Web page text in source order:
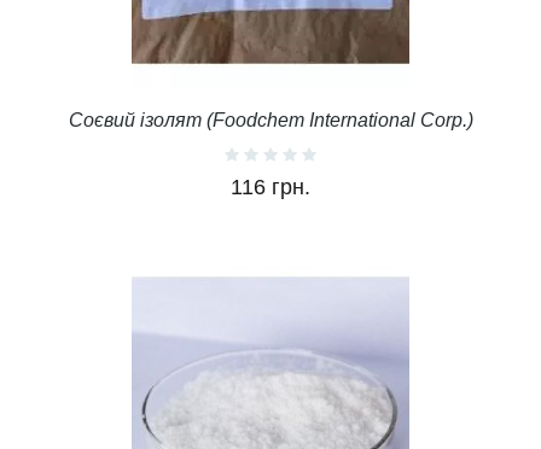
Соєвий ізолят (Foodchem International Corp.)
116 грн.